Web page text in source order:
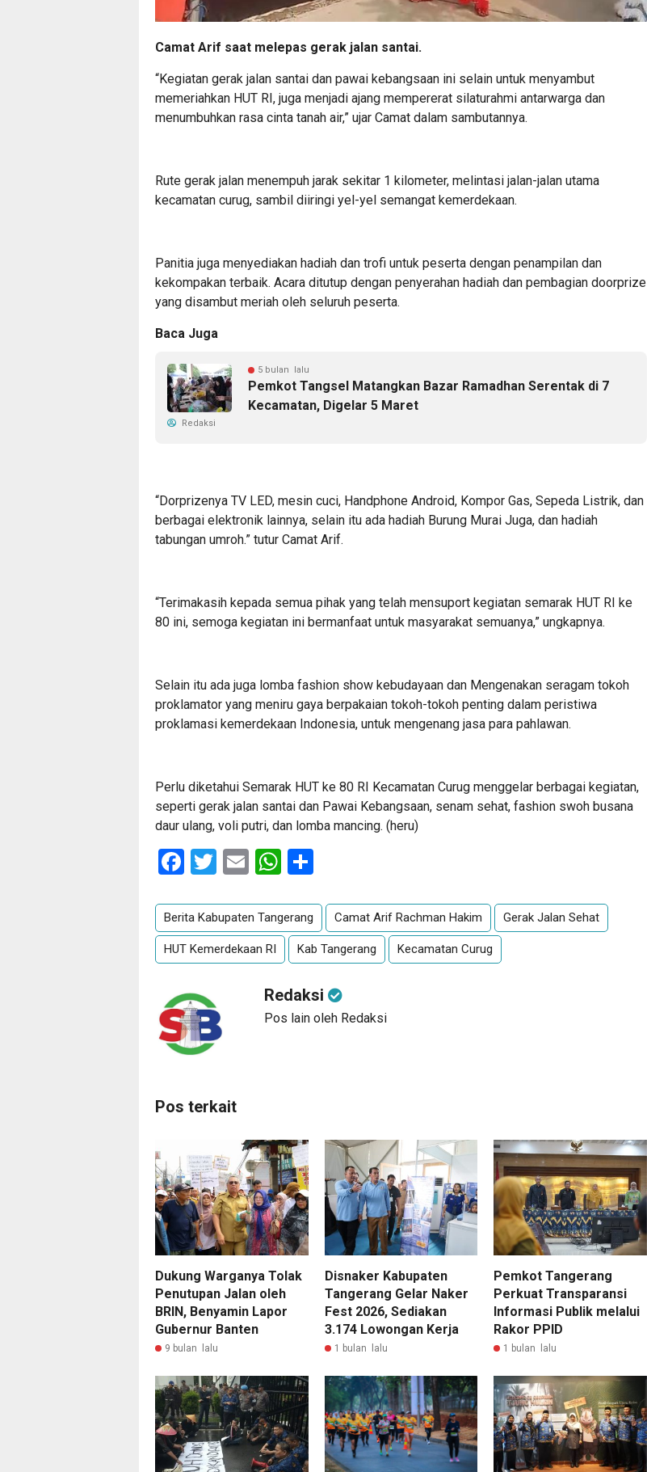
Camat Arif saat melepas gerak jalan santai.
“Kegiatan gerak jalan santai dan pawai kebangsaan ini selain untuk menyambut
memeriahkan HUT RI, juga menjadi ajang mempererat silaturahmi antarwarga dan
menumbuhkan rasa cinta tanah air,” ujar Camat dalam sambutannya.
Rute gerak jalan menempuh jarak sekitar 1 kilometer, melintasi jalan-jalan utama
kecamatan curug, sambil diiringi yel-yel semangat kemerdekaan.
Panitia juga menyediakan hadiah dan trofi untuk peserta dengan penampilan dan
kekompakan terbaik. Acara ditutup dengan penyerahan hadiah dan pembagian doorprize
yang disambut meriah oleh seluruh peserta.
Baca Juga
5 bulan lalu
Pemkot Tangsel Matangkan Bazar Ramadhan Serentak di 7
Kecamatan, Digelar 5 Maret
Redaksi
“Dorprizenya TV LED, mesin cuci, Handphone Android, Kompor Gas, Sepeda Listrik, dan
berbagai elektronik lainnya, selain itu ada hadiah Burung Murai Juga, dan hadiah
tabungan umroh.” tutur Camat Arif.
“Terimakasih kepada semua pihak yang telah mensuport kegiatan semarak HUT RI ke
80 ini, semoga kegiatan ini bermanfaat untuk masyarakat semuanya,” ungkapnya.
Selain itu ada juga lomba fashion show kebudayaan dan Mengenakan seragam tokoh
proklamator yang meniru gaya berpakaian tokoh-tokoh penting dalam peristiwa
proklamasi kemerdekaan Indonesia, untuk mengenang jasa para pahlawan.
Perlu diketahui Semarak HUT ke 80 RI Kecamatan Curug menggelar berbagai kegiatan,
seperti gerak jalan santai dan Pawai Kebangsaan, senam sehat, fashion swoh busana
daur ulang, voli putri, dan lomba mancing. (heru)
Facebook
Twitter
EmailWhatsApp
Berita Kabupaten Tangerang Camat Arif Rachman Hakim Gerak Jalan Sehat
HUT Kemerdekaan RI Kab Tangerang Kecamatan Curug
Redaksi
Pos lain oleh Redaksi
Pos terkait
Dukung Warganya Tolak
Penutupan Jalan oleh
BRIN, Benyamin Lapor
Gubernur Banten
9 bulan lalu
Disnaker Kabupaten
Tangerang Gelar Naker
Fest 2026, Sediakan
3.174 Lowongan Kerja
1 bulan lalu
Pemkot Tangerang
Perkuat Transparansi
Informasi Publik melalui
Rakor PPID
1 bulan lalu